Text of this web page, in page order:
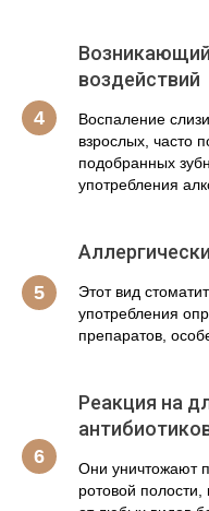
воздействий
Воспаление
взрослых, часто
подобранных
употребления
Этот вид
употребления
препаратов,
Реакция на
Они уничтожают
ротовой